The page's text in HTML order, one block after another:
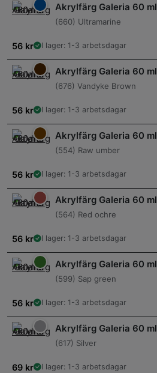
Akrylfärg Galeria 60 ml
(660) Ultramarine
56 kr I lager: 1-3 arbetsdagar
Akrylfärg Galeria 60 ml
(676) Vandyke Brown
56 kr I lager: 1-3 arbetsdagar
Akrylfärg Galeria 60 ml
(554) Raw umber
56 kr I lager: 1-3 arbetsdagar
Akrylfärg Galeria 60 ml
(564) Red ochre
56 kr I lager: 1-3 arbetsdagar
Akrylfärg Galeria 60 ml
(599) Sap green
56 kr I lager: 1-3 arbetsdagar
Akrylfärg Galeria 60 ml
(617) Silver
69 kr I lager: 1-3 arbetsdagar